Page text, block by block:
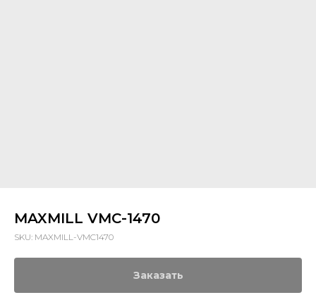
MAXMILL VMC-1470
SKU: MAXMILL-VMC1470
Заказать